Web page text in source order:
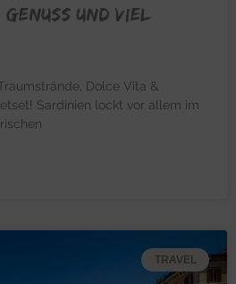
Genuss und viel
Dolce Vita &
Sardinien lockt vor allem im
TRAVEL